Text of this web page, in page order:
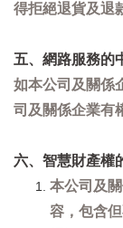
得拒絕退貨及退
五、網路服務的
如本公司及關係
司及關係企業有
六、智慧財產權
本公司及
容，包含